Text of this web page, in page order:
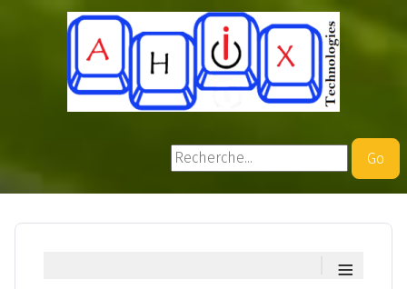
Rechercher
Go
≡